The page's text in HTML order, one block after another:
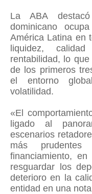
La ABA
dominicano
América Latina en
liquidez,
rentabilidad, lo
de los primeros
el entorno
volatilidad.
«El
ligado al
escenarios
más
financiamiento,
resguardar los
deterioro en la
entidad en una